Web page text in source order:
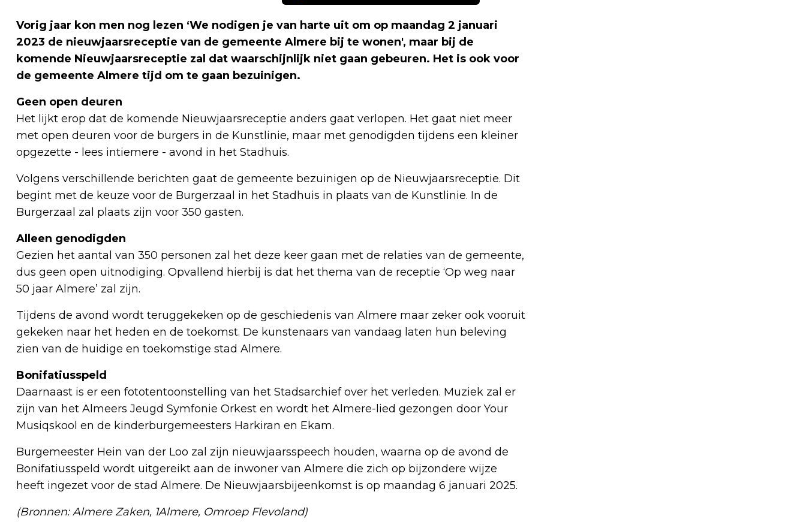
Vorig jaar kon men nog lezen ‘We nodigen je van harte uit om op maandag 2 januari
2023 de nieuwjaarsreceptie van de gemeente Almere bij te wonen', maar bij de
komende Nieuwjaarsreceptie zal dat waarschijnlijk niet gaan gebeuren. Het is ook voor
de gemeente Almere tijd om te gaan bezuinigen.
Geen open deuren
Het lijkt erop dat de komende Nieuwjaarsreceptie anders gaat verlopen. Het gaat niet meer
met open deuren voor de burgers in de Kunstlinie, maar met genodigden tijdens een kleiner
opgezette - lees intiemere - avond in het Stadhuis.
Volgens verschillende berichten gaat de gemeente bezuinigen op de Nieuwjaarsreceptie. Dit
begint met de keuze voor de Burgerzaal in het Stadhuis in plaats van de Kunstlinie. In de
Burgerzaal zal plaats zijn voor 350 gasten.
Alleen genodigden
Gezien het aantal van 350 personen zal het deze keer gaan met de relaties van de gemeente,
dus geen open uitnodiging. Opvallend hierbij is dat het thema van de receptie ‘Op weg naar
50 jaar Almere’ zal zijn.
Tijdens de avond wordt teruggekeken op de geschiedenis van Almere maar zeker ook vooruit
gekeken naar het heden en de toekomst. De kunstenaars van vandaag laten hun beleving
zien van de huidige en toekomstige stad Almere.
Bonifatiusspeld
Daarnaast is er een fototentoonstelling van het Stadsarchief over het verleden. Muziek zal er
zijn van het Almeers Jeugd Symfonie Orkest en wordt het Almere-lied gezongen door Your
Musiqskool en de kinderburgemeesters Harkiran en Ekam.
Burgemeester Hein van der Loo zal zijn nieuwjaarsspeech houden, waarna op de avond de
Bonifatiusspeld wordt uitgereikt aan de inwoner van Almere die zich op bijzondere wijze
heeft ingezet voor de stad Almere. De Nieuwjaarsbijeenkomst is op maandag 6 januari 2025.
(Bronnen: Almere Zaken, 1Almere, Omroep Flevoland)